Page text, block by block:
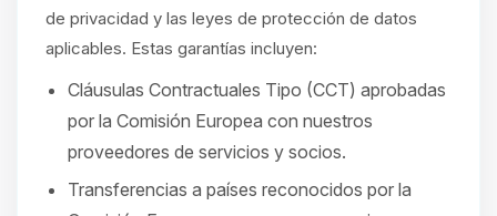
de privacidad y las leyes de protección de datos
aplicables. Estas garantías incluyen:
Cláusulas Contractuales Tipo (CCT) aprobadas
por la Comisión Europea con nuestros
proveedores de servicios y socios.
Transferencias a países reconocidos por la